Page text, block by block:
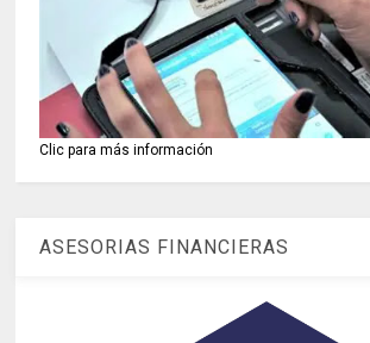
Clic para más información
ASESORIAS FINANCIERAS